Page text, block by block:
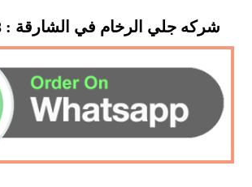
شركه جلي الرخام في الشارقة : 0568199078